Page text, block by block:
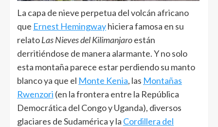
La capa de nieve perpetua del volcán africano
que Ernest Hemingwayhiciera famosa en su
relatoLas Nieves del Kilimanjaroestán
derritiéndose de manera alarmante. Y no solo
esta montaña parece estar perdiendo su manto
blanco ya que el Monte Kenia, las Montañas
Rwenzori (en la frontera entre la República
Democrática del Congo y Uganda), diversos
glaciares de Sudamérica y la Cordillera del